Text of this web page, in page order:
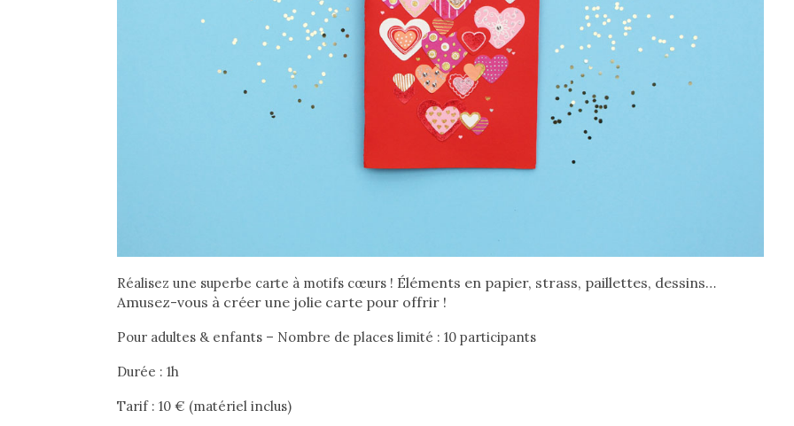
Réalisez une superbe carte à motifs cœurs ! Éléments en papier, strass, paillettes, dessins…
Amusez-vous à créer une jolie carte pour offrir !
Pour adultes & enfants – Nombre de places limité : 10 participants
Durée : 1h
Tarif : 10 ­€ (matériel inclus)